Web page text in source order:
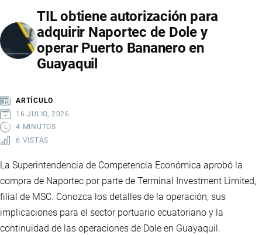
LOS
AUTOS
CHINOS:
PRODUCCIÓN,
SU
IMPACTO
EN
TIL obtiene autorización para
adquirir Naportec de Dole y
operar Puerto Bananero en
Guayaquil
ARTÍCULO
16 JULIO, 2026
4 MINUTOS
6 VISTAS
La Superintendencia de Competencia Económica aprobó la
compra de Naportec por parte de Terminal Investment Limited,
filial de MSC. Conozca los detalles de la operación, sus
implicaciones para el sector portuario ecuatoriano y la
continuidad de las operaciones de Dole en Guayaquil.